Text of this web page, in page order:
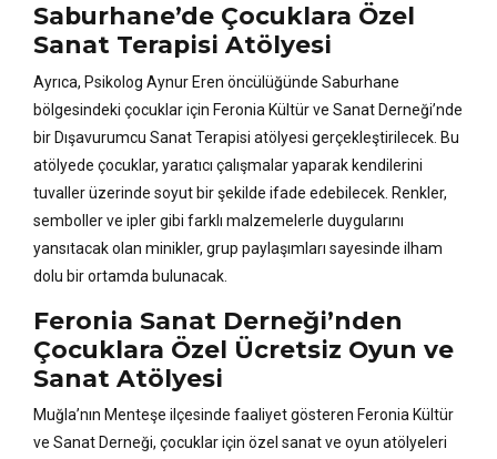
Saburhane’de Çocuklara Özel
Sanat Terapisi Atölyesi
Ayrıca, Psikolog Aynur Eren öncülüğünde Saburhane
bölgesindeki çocuklar için Feronia Kültür ve Sanat Derneği’nde
bir Dışavurumcu Sanat Terapisi atölyesi gerçekleştirilecek. Bu
atölyede çocuklar, yaratıcı çalışmalar yaparak kendilerini
tuvaller üzerinde soyut bir şekilde ifade edebilecek. Renkler,
semboller ve ipler gibi farklı malzemelerle duygularını
yansıtacak olan minikler, grup paylaşımları sayesinde ilham
dolu bir ortamda bulunacak.
Feronia Sanat Derneği’nden
Çocuklara Özel Ücretsiz Oyun ve
Sanat Atölyesi
Muğla’nın Menteşe ilçesinde faaliyet gösteren Feronia Kültür
ve Sanat Derneği, çocuklar için özel sanat ve oyun atölyeleri